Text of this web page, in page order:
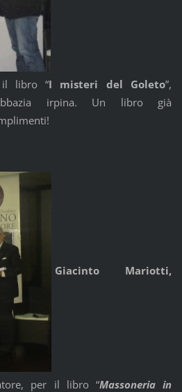
libro “I misteri del Goleto”,
abbazia irpina. Un libro già
Giacinto Mariotti,
per il libro “Massoneria in